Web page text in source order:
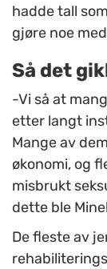
hadde tall
gjøre noe
Så det
-Vi så at
etter langt
Mange av
økonomi, og
misbrukt
dette ble
De fleste av